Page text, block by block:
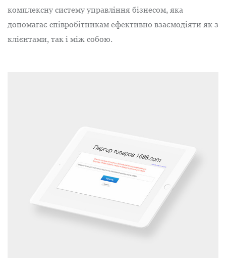
комплексну систему управління бізнесом, яка
допомагає співробітникам ефективно взаємодіяти як з
клієнтами, так і між собою.